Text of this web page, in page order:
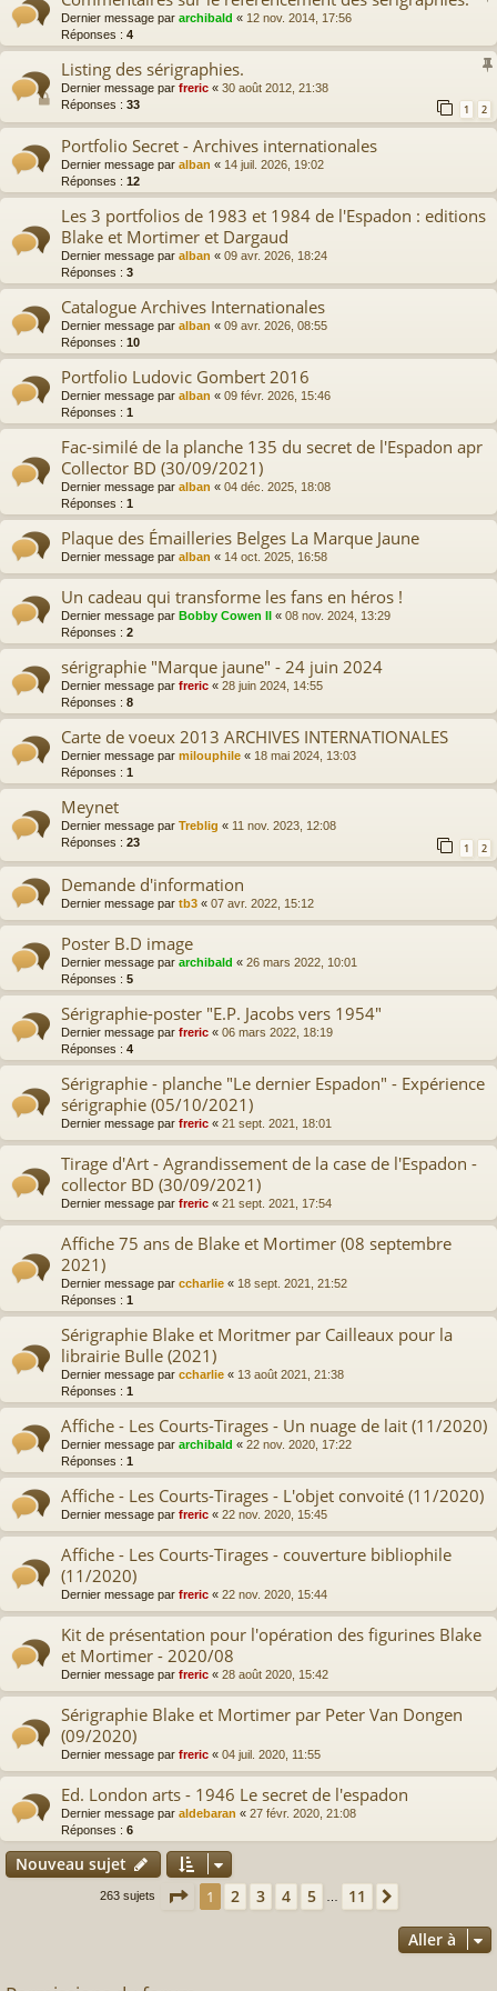
Dernier message par archibald « 12 nov. 2014, 17:56
Réponses : 4
Listing des sérigraphies.
Dernier message par freric « 30 août 2012, 21:38
Réponses : 33 1 2
Portfolio Secret - Archives internationales
Dernier message par alban « 14 juil. 2026, 19:02
Réponses : 12
Les 3 portfolios de 1983 et 1984 de l'Espadon : editions
Blake et Mortimer et Dargaud
Dernier message par alban « 09 avr. 2026, 18:24
Réponses : 3
Catalogue Archives Internationales
Dernier message par alban « 09 avr. 2026, 08:55
Réponses : 10
Portfolio Ludovic Gombert 2016
Dernier message par alban « 09 févr. 2026, 15:46
Réponses : 1
Fac-similé de la planche 135 du secret de l'Espadon apr
Collector BD (30/09/2021)
Dernier message par alban « 04 déc. 2025, 18:08
Réponses : 1
Plaque des Émailleries Belges La Marque Jaune
Dernier message par alban « 14 oct. 2025, 16:58
Un cadeau qui transforme les fans en héros !
Dernier message par Bobby Cowen II « 08 nov. 2024, 13:29
Réponses : 2
sérigraphie "Marque jaune" - 24 juin 2024
Dernier message par freric « 28 juin 2024, 14:55
Réponses : 8
Carte de voeux 2013 ARCHIVES INTERNATIONALES
Dernier message par milouphile « 18 mai 2024, 13:03
Réponses : 1
Meynet
Dernier message par Treblig « 11 nov. 2023, 12:08
Réponses : 23 1 2
Demande d'information
Dernier message par tb3 « 07 avr. 2022, 15:12
Poster B.D image
Dernier message par archibald « 26 mars 2022, 10:01
Réponses : 5
Sérigraphie-poster "E.P. Jacobs vers 1954"
Dernier message par freric « 06 mars 2022, 18:19
Réponses : 4
Sérigraphie - planche "Le dernier Espadon" - Expérience
sérigraphie (05/10/2021)
Dernier message par freric « 21 sept. 2021, 18:01
Tirage d'Art - Agrandissement de la case de l'Espadon -
collector BD (30/09/2021)
Dernier message par freric « 21 sept. 2021, 17:54
Affiche 75 ans de Blake et Mortimer (08 septembre
2021)
Dernier message par ccharlie « 18 sept. 2021, 21:52
Réponses : 1
Sérigraphie Blake et Moritmer par Cailleaux pour la
librairie Bulle (2021)
Dernier message par ccharlie « 13 août 2021, 21:38
Réponses : 1
Affiche - Les Courts-Tirages - Un nuage de lait (11/2020)
Dernier message par archibald « 22 nov. 2020, 17:22
Réponses : 1
Affiche - Les Courts-Tirages - L'objet convoité (11/2020)
Dernier message par freric « 22 nov. 2020, 15:45
Affiche - Les Courts-Tirages - couverture bibliophile
(11/2020)
Dernier message par freric « 22 nov. 2020, 15:44
Kit de présentation pour l'opération des figurines Blake
et Mortimer - 2020/08
Dernier message par freric « 28 août 2020, 15:42
Sérigraphie Blake et Mortimer par Peter Van Dongen
(09/2020)
Dernier message par freric « 04 juil. 2020, 11:55
Ed. London arts - 1946 Le secret de l'espadon
Dernier message par aldebaran « 27 févr. 2020, 21:08
Réponses : 6
Nouveau sujet
263 sujets Page 1sur 11
1 2 3 4 5 11
Aller à